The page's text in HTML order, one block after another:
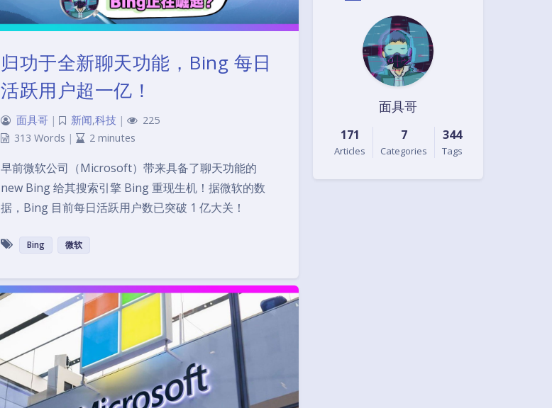
面具哥
171
Articles
7
Categories
344
Tags
归功于全新聊天功能，Bing 每日
活跃用户超一亿！
面具哥 | 新闻,科技 |
225
313 Words | 2 minutes
早前微软公司（Microsoft）带来具备了聊天功能的
new Bing 给其搜索引擎 Bing 重现生机！据微软的数
据，Bing 目前每日活跃用户数已突破 1 亿大关！
Bing 微软